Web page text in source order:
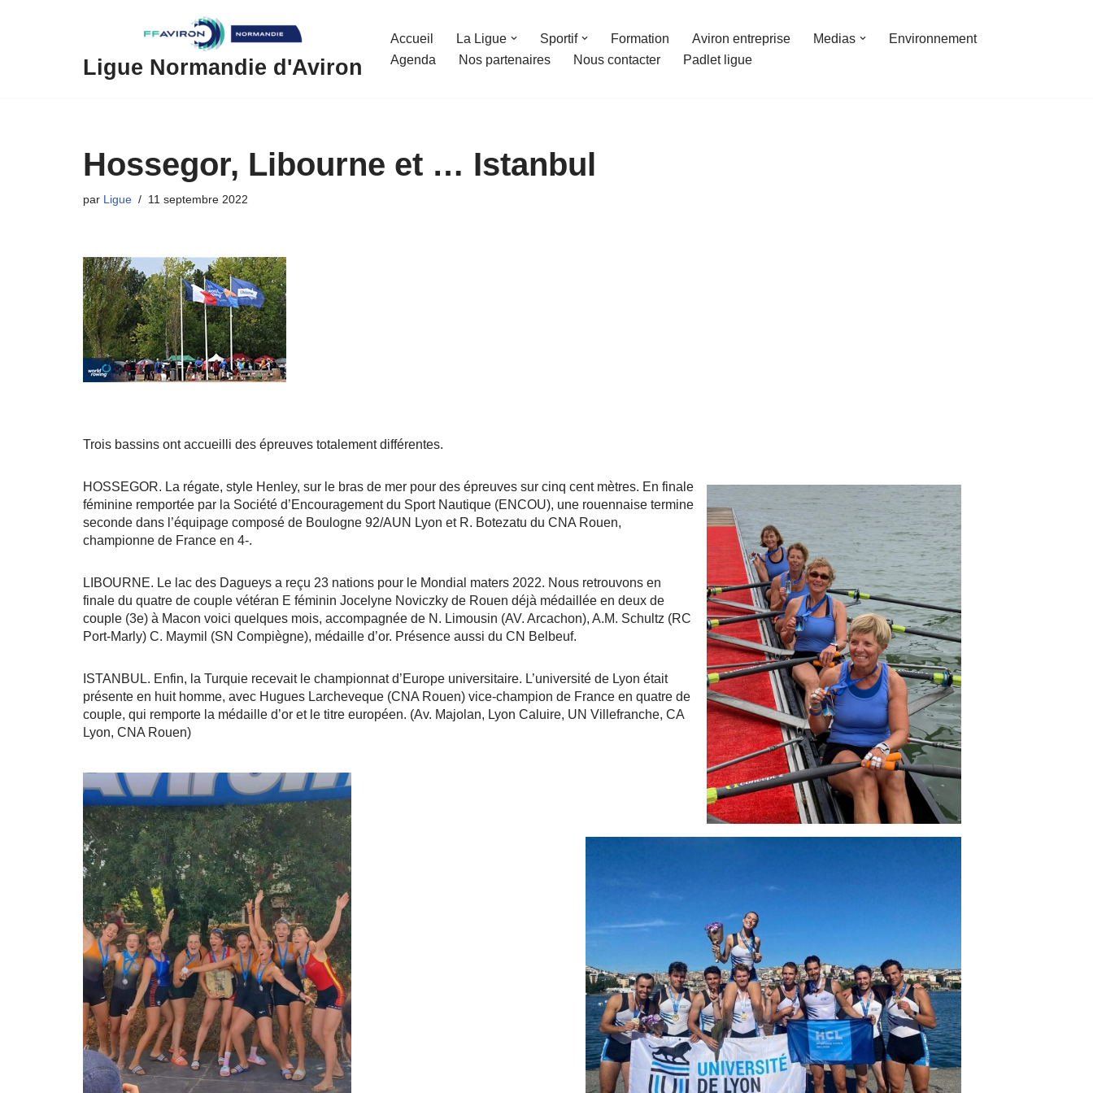
Ligue Normandie d'Aviron
Accueil La Ligue Sportif Formation Aviron entreprise Medias
Environnement
Agenda
Nos partenaires Nous contacter Padlet ligue
Hossegor, Libourne et … Istanbul
par Ligue 11 septembre 2022
Trois bassins ont accueilli des épreuves totalement différentes.
HOSSEGOR. La régate, style Henley, sur le bras de mer pour des épreuves sur cinq cent mètres. En finale
féminine remportée par la Société d’Encouragement du Sport Nautique (ENCOU), une rouennaise termine
seconde dans l’équipage composé de Boulogne 92/AUN Lyon et R. Botezatu du CNA Rouen,
championne de France en 4-.
LIBOURNE. Le lac des Dagueys a reçu 23 nations pour le Mondial maters 2022. Nous retrouvons en
finale du quatre de couple vétéran E féminin Jocelyne Noviczky de Rouen déjà médaillée en deux de
couple (3e) à Macon voici quelques mois, accompagnée de N. Limousin (AV. Arcachon), A.M. Schultz (RC
Port-Marly) C. Maymil (SN Compiègne), médaille d’or. Présence aussi du CN Belbeuf.
ISTANBUL. Enfin, la Turquie recevait le championnat d’Europe universitaire. L’université de Lyon était
présente en huit homme, avec Hugues Larcheveque (CNA Rouen) vice-champion de France en quatre de
couple, qui remporte la médaille d’or et le titre européen. (Av. Majolan, Lyon Caluire, UN Villefranche, CA
Lyon, CNA Rouen)